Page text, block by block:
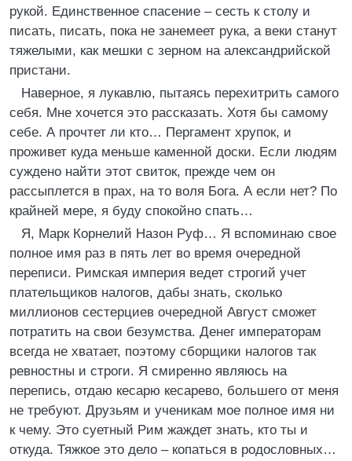
рукой. Единственное спасение – сесть к столу и
писать, писать, пока не занемеет рука, а веки станут
тяжелыми, как мешки с зерном на александрийской
пристани.
Наверное, я лукавлю, пытаясь перехитрить самого
себя. Мне хочется это рассказать. Хотя бы самому
себе. А прочтет ли кто… Пергамент хрупок, и
проживет куда меньше каменной доски. Если людям
суждено найти этот свиток, прежде чем он
рассыплется в прах, на то воля Бога. А если нет? По
крайней мере, я буду спокойно спать…
Я, Марк Корнелий Назон Руф… Я вспоминаю свое
полное имя раз в пять лет во время очередной
переписи. Римская империя ведет строгий учет
плательщиков налогов, дабы знать, сколько
миллионов сестерциев очередной Август сможет
потратить на свои безумства. Денег императорам
всегда не хватает, поэтому сборщики налогов так
ревностны и строги. Я смиренно являюсь на
перепись, отдаю кесарю кесарево, большего от меня
не требуют. Друзьям и ученикам мое полное имя ни
к чему. Это суетный Рим жаждет знать, кто ты и
откуда. Тяжкое это дело – копаться в родословных…